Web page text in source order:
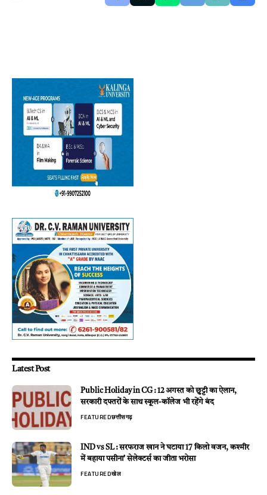
Latest Post
Public Holiday in CG : 12 अगस्त को छुट्टी का ऐलान,
सरकारी दफ्तरों के साथ स्कूल-कॉलेज भी रहेंगे बंद
FEATUREDछत्तीसगढ़
IND vs SL : सरफराज खान ने घटाया 17 किलो वजन, कश्मीर
में बहाया पसीना’ सेलेक्टर्स का जीता भरोसा
FEATUREDखेल